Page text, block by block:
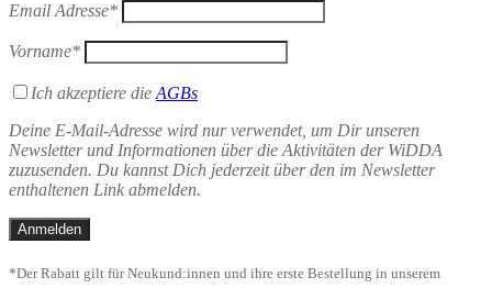
Email Adresse*
Vorname*
Ich akzeptiere dieAGBs
Deine E-Mail-Adresse wird nur verwendet, um Dir unseren
Newsletter und Informationen über die Aktivitäten der WiDDA
zuzusenden. Du kannst Dich jederzeit über den im Newsletter
enthaltenen Link abmelden.
*Der Rabatt gilt für Neukund:innen und ihre erste Bestellung in unserem